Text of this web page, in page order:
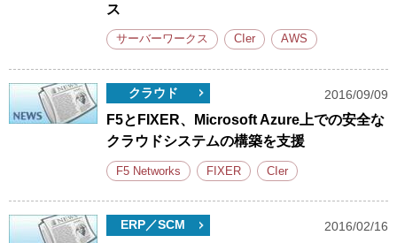
ス
サーバーワークス CIer AWS
クラウド 2016/09/09
F5とFIXER、Microsoft Azure上での安全な
クラウドシステムの構築を支援
F5 Networks FIXER CIer
ERP／SCM 2016/02/16